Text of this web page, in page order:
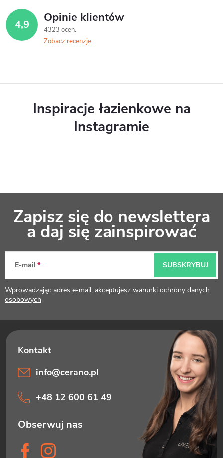
4,9 Opinie klientów
4323 ocen
Zobacz recenzje
Inspiracje łazienkowe na
Instagramie
k
a
Zapisz się do newslettera
a daj się zainspirować
E-mail
Wprowadzając adres e-mail, akceptujesz warunki ochrony danych
osobowych
SUBSKRYBUJ
info@cerano.pl
+48 12 600 61 49